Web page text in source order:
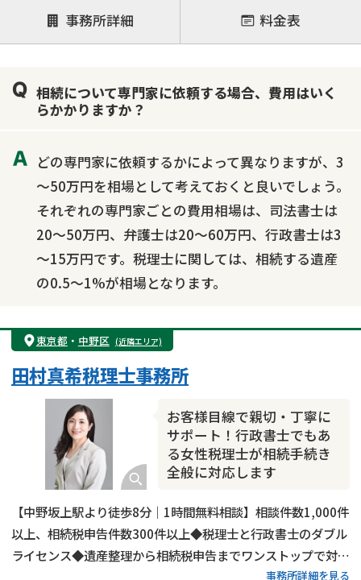
注力案件
遺言書作成・遺言執行
相続放棄
相続登記
相続手続き
銀行手続き
家族信託
成年後見・任意後見
相続トラブル
事務所詳細 料金表
相続について専門家に依頼する場合、費用はいく
らかかりますか？
どの専門家に依頼するかによって異なりますが、3
～50万円を相場として考えておくと良いでしょう。
それぞれの専門家ごとの費用相場は、司法書士は
20～50万円、弁護士は20～60万円、行政書士は3
～15万円です。税理士に関しては、相続する遺産
の0.5～1%が相場となります。
東京都 ・ 中野区 (近隣エリア)
お客様目線で親切・丁寧に
サポート！行政書士でもあ
る女性税理士が相続手続き
全般に対応します
田村真希税理士事務所
【中野坂上駅より徒歩8分｜1時間無料相談】相談件数1,000件
以上、相続税申告件数300件以上◆税理士と行政書士のダブル
ライセンス◆遺産整理から相続税申告までワンストップで対応
事務所詳細を見る